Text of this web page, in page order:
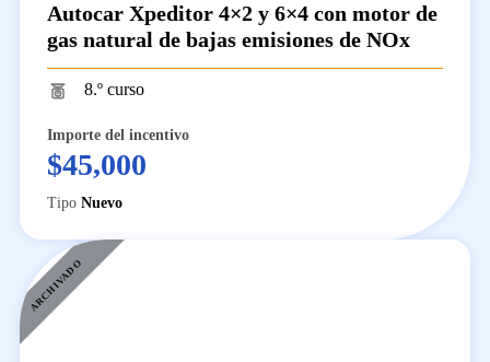
Autocar Xpeditor 4×2 y 6×4 con motor de
gas natural de bajas emisiones de NOx
8.º curso
Importe del incentivo
$45,000
Tipo Nuevo
ARCHIVADO